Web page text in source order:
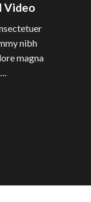
Video
nibh
magna